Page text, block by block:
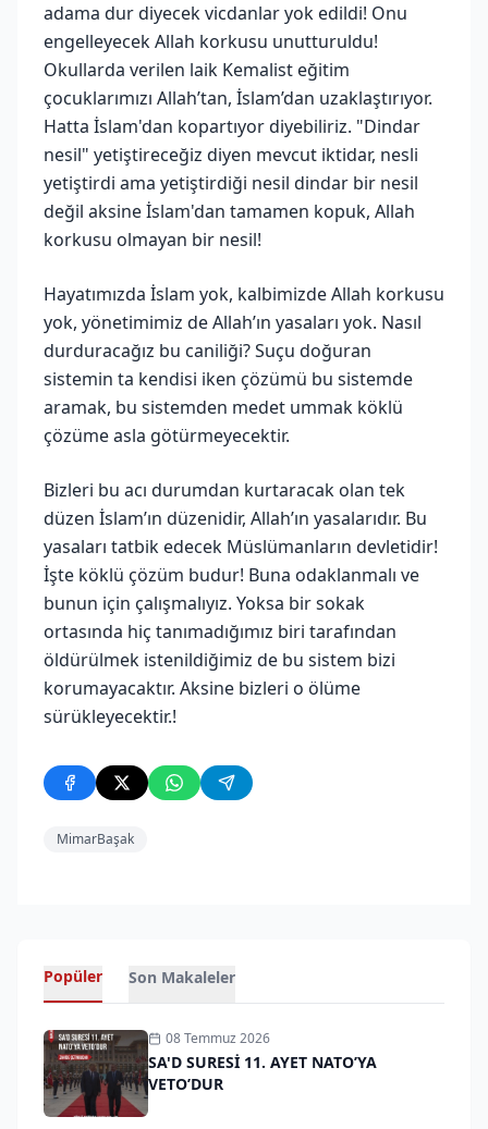
adama dur diyecek vicdanlar yok edildi! Onu
engelleyecek Allah korkusu unutturuldu!
Okullarda verilen laik Kemalist eğitim
çocuklarımızı Allah’tan, İslam’dan uzaklaştırıyor.
Hatta İslam'dan kopartıyor diyebiliriz. "Dindar
nesil" yetiştireceğiz diyen mevcut iktidar, nesli
yetiştirdi ama yetiştirdiği nesil dindar bir nesil
değil aksine İslam'dan tamamen kopuk, Allah
korkusu olmayan bir nesil!
Hayatımızda İslam yok, kalbimizde Allah korkusu
yok, yönetimimiz de Allah’ın yasaları yok. Nasıl
durduracağız bu caniliği? Suçu doğuran
sistemin ta kendisi iken çözümü bu sistemde
aramak, bu sistemden medet ummak köklü
çözüme asla götürmeyecektir.
Bizleri bu acı durumdan kurtaracak olan tek
düzen İslam’ın düzenidir, Allah’ın yasalarıdır. Bu
yasaları tatbik edecek Müslümanların devletidir!
İşte köklü çözüm budur! Buna odaklanmalı ve
bunun için çalışmalıyız. Yoksa bir sokak
ortasında hiç tanımadığımız biri tarafından
öldürülmek istenildiğimiz de bu sistem bizi
korumayacaktır. Aksine bizleri o ölüme
sürükleyecektir.!
MimarBaşak
Popüler Son Makaleler
08 Temmuz 2026
SA'D SURESİ 11. AYET NATO’YA
VETO’DUR